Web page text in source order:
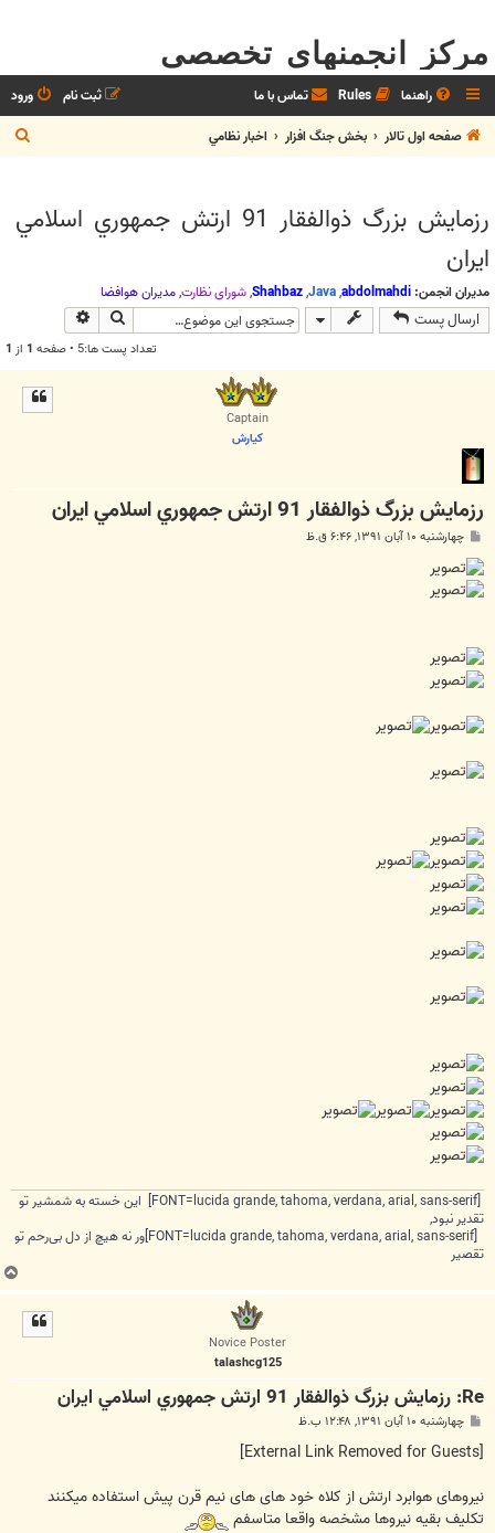
مرکز انجمنهای تخصصی
راهنما Rules تماس با ما ورود
ثبت نام
صفحه اول تالار
بخش جنگ افزار اخبار نظامي
س
رزمایش بزرگ ذوالفقار 91 ارتش جمهوري اسلامي
ايران
مدیران انجمن: abdolmahdi
,
Java
,
Shahbaz
,شوراي نظارت,مديران هوافضا
ارسال پست جستجو
تعداد پست ها:5 • صفحه 1 از 1
Captain
كيارش
رزمایش بزرگ ذوالفقار 91 ارتش جمهوري اسلامي ايران
س
ت
چهارشنبه ۱۰ آبان ۱۳۹۱, ۶:۴۶ ق.ظ
[FONT=lucida grande, tahoma, verdana, arial, sans-serif] این خسته به شمشیر تو
تقدیر نبود,
[FONT=lucida grande, tahoma, verdana, arial, sans-serif]ور نه هیچ از دل بی‌رحم تو
تقصیر
Novice Poster
talashcg125
Re: رزمایش بزرگ ذوالفقار 91 ارتش جمهوري اسلامي ايران
س
ت
چهارشنبه ۱۰ آبان ۱۳۹۱, ۱۲:۴۸ ب.ظ
[External Link Removed for Guests]
نیروهای هوابرد ارتش از کلاه خود های های نیم قرن پیش استفاده میکنند
تکلیف بقیه نیروها مشخصه واقعا متاسفم